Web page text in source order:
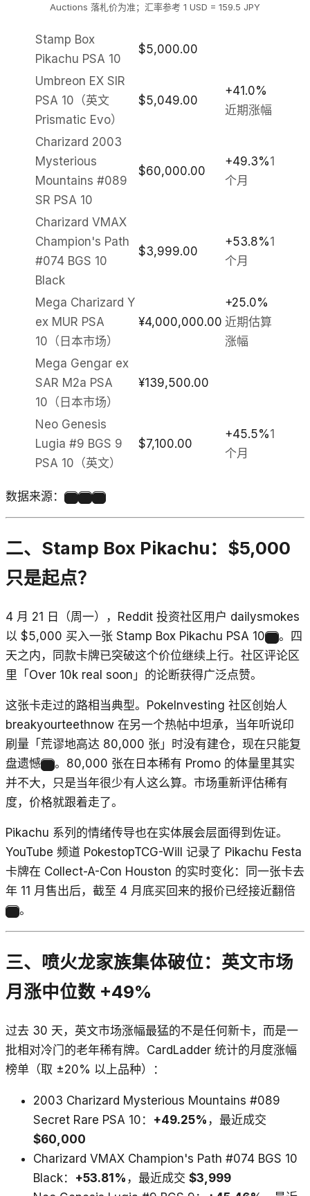
Auctions 落札价为准；汇率参考 1 USD = 159.5 JPY
Stamp Box
Pikachu PSA 10
$5,000.00
Umbreon EX SIR
PSA 10（英文
Prismatic Evo）
$5,049.00
+41.0%
近期涨幅
Charizard 2003
Mysterious
Mountains #089
SR PSA 10
$60,000.00
+49.3%1
个月
Charizard VMAX
Champion's Path
#074 BGS 10
Black
$3,999.00
+53.8%1
个月
Mega Charizard Y
ex MUR PSA
10（日本市场）
¥4,000,000.00
+25.0%
近期估算
涨幅
Mega Gengar ex
SAR M2a PSA
10（日本市场）
¥139,500.00
Neo Genesis
Lugia #9 BGS 9
PSA 10（英文）
$7,100.00
+45.5%1
个月
数据来源：
二、Stamp Box Pikachu：$5,000
只是起点？
4 月 21 日（周一），Reddit 投资社区用户 dailysmokes
以 $5,000 买入一张 Stamp Box Pikachu PSA 10
。四
天之内，同款卡牌已突破这个价位继续上行。社区评论区
里「Over 10k real soon」的论断获得广泛点赞。
这张卡走过的路相当典型。PokeInvesting 社区创始人
breakyourteethnow 在另一个热帖中坦承，当年听说印
刷量「荒谬地高达 80,000 张」时没有建仓，现在只能复
盘遗憾
。80,000 张在日本稀有 Promo 的体量里其实
并不大，只是当年很少有人这么算。市场重新评估稀有
度，价格就跟着走了。
Pikachu 系列的情绪传导也在实体展会层面得到佐证。
YouTube 频道 PokestopTCG-Will 记录了 Pikachu Festa
卡牌在 Collect-A-Con Houston 的实时变化：同一张卡去
年 11 月售出后，截至 4 月底买回来的报价已经接近翻倍
。
三、喷火龙家族集体破位：英文市场
月涨中位数 +49%
过去 30 天，英文市场涨幅最猛的不是任何新卡，而是一
批相对冷门的老年稀有牌。CardLadder 统计的月度涨幅
榜单（取 ±20% 以上品种）：
2003 Charizard Mysterious Mountains #089
Secret Rare PSA 10： +49.25% ，最近成交
$60,000
Charizard VMAX Champion's Path #074 BGS 10
Black： +53.81% ，最近成交 $3,999